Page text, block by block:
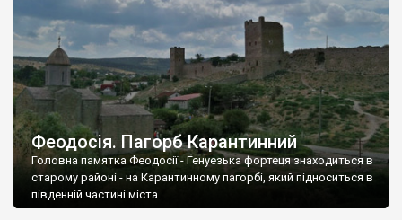
Феодосія. Пагорб Карантинний
Головна памятка Феодосії - Генуезька фортеця знаходиться в
старому районі - на Карантинному пагорбі, який підноситься в
південній частині міста.